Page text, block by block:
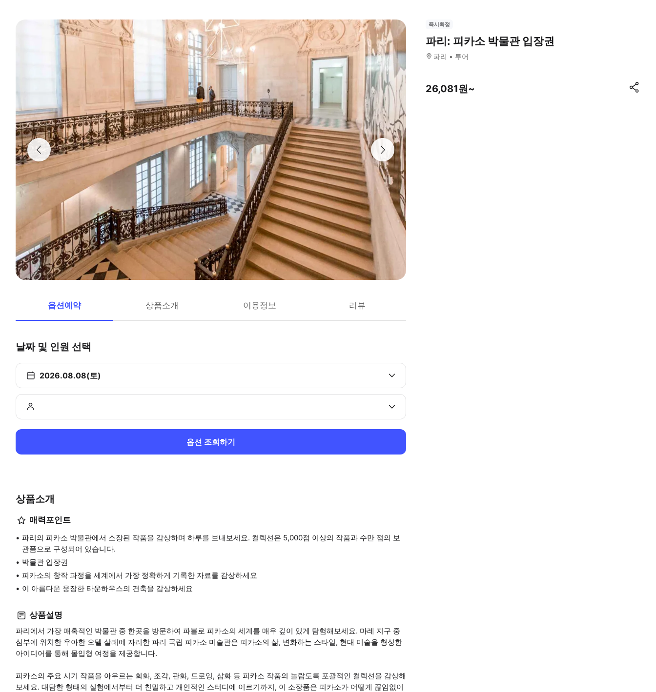
옵션예약 상품소개 이용정보 리뷰
날짜 및 인원 선택
2026.08.08(토)
옵션 조회하기
상품소개
매력포인트
파리의 피카소 박물관에서 소장된 작품을 감상하며 하루를 보내보세요. 컬렉션은 5,000점 이상의 작품과 수만 점의 보
관품으로 구성되어 있습니다.
박물관 입장권
피카소의 창작 과정을 세계에서 가장 정확하게 기록한 자료를 감상하세요
이 아름다운 웅장한 타운하우스의 건축을 감상하세요
상품설명
파리에서 가장 매혹적인 박물관 중 한곳을 방문하여 파블로 피카소의 세계를 매우 깊이 있게 탐험해보세요. 마레 지구 중
심부에 위치한 우아한 오텔 살레에 자리한 파리 국립 피카소 미술관은 피카소의 삶, 변화하는 스타일, 현대 미술을 형성한
아이디어를 통해 몰입형 여정을 제공합니다.
피카소의 주요 시기 작품을 아우르는 회화, 조각, 판화, 드로잉, 삽화 등 피카소 작품의 놀랍도록 포괄적인 컬렉션을 감상해
보세요. 대담한 형태의 실험에서부터 더 친밀하고 개인적인 스터디에 이르기까지, 이 소장품은 피카소가 어떻게 끊임없이
즉시확정
파리: 피카소 박물관 입장권
파리 투어
26,081원~